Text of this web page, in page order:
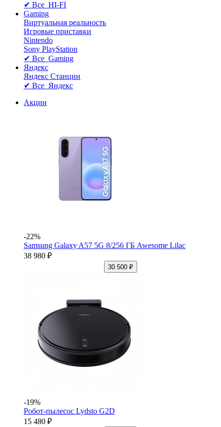
✔ Все HI-FI
Gaming
Виртуальная реальность
Игровые приставки
Nintendo
Sony PlayStation
✔ Все Gaming
Яндекс
Яндекс Станции
✔ Все Яндекс
Акции
-22%
Samsung Galaxy A57 5G 8/256 ГБ Awesome Lilac
38 980 ₽
30 500 ₽
-19%
Робот-пылесос Lydsto G2D
15 480 ₽